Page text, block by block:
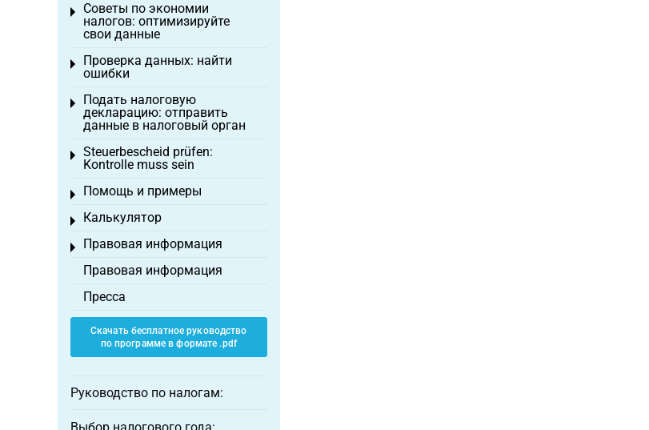
Советы по экономии
налогов: оптимизируйте
свои данные
Toggle menu
Проверка данных: найти
ошибки
Toggle menu
Подать налоговую
декларацию: отправить
данные в налоговый орган
Toggle menu
Steuerbescheid prüfen:
Kontrolle muss sein
Toggle menu
Помощь и примеры
Toggle menu
Калькулятор
Toggle menu
Правовая информация
Toggle menu
Правовая информация
Пресса
Скачать бесплатное руководство
по программе в формате .pdf
Руководство по налогам: